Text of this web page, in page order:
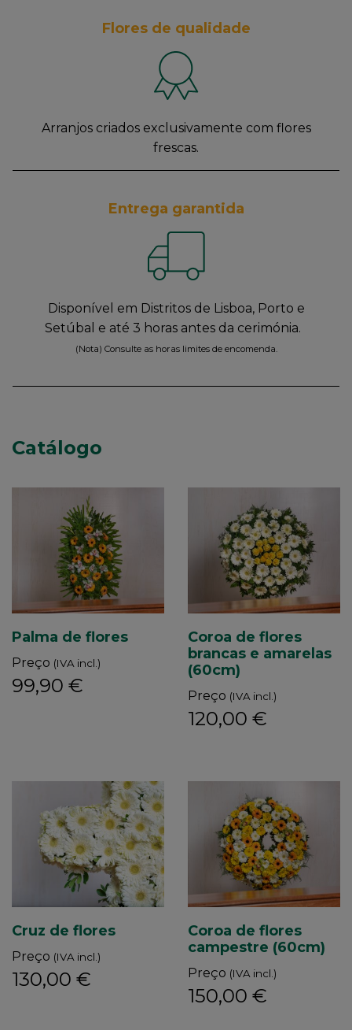
Flores de qualidade
Arranjos criados exclusivamente com flores
frescas.
Entrega garantida
Disponível em Distritos de Lisboa, Porto e
Setúbal e até 3 horas antes da cerimónia.
(Nota) Consulte as horas limites de encomenda.
Catálogo
Palma de flores
Preço (IVA incl.)
99,90 €
Coroa de flores
brancas e amarelas
(60cm)
Preço (IVA incl.)
120,00 €
Cruz de flores
Preço (IVA incl.)
130,00 €
Coroa de flores
campestre (60cm)
Preço (IVA incl.)
150,00 €